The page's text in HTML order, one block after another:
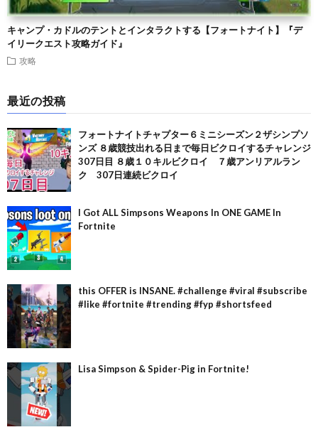
キャンプ・カドルのテントとインタラクトする【フォートナイト】『デ
イリークエスト攻略ガイド』
攻略
最近の投稿
フォートナイトチャプター６ミニシーズン２ザシンプソ
ンズ ８歳競技出れる日まで毎日ビクロイするチャレンジ
307日目 ８歳１０キルビクロイ ７歳アンリアルラン
ク 307日連続ビクロイ
I Got ALL Simpsons Weapons In ONE GAME In
Fortnite
this OFFER is INSANE. #challenge #viral #subscribe
#like #fortnite #trending #fyp #shortsfeed
Lisa Simpson & Spider-Pig in Fortnite!